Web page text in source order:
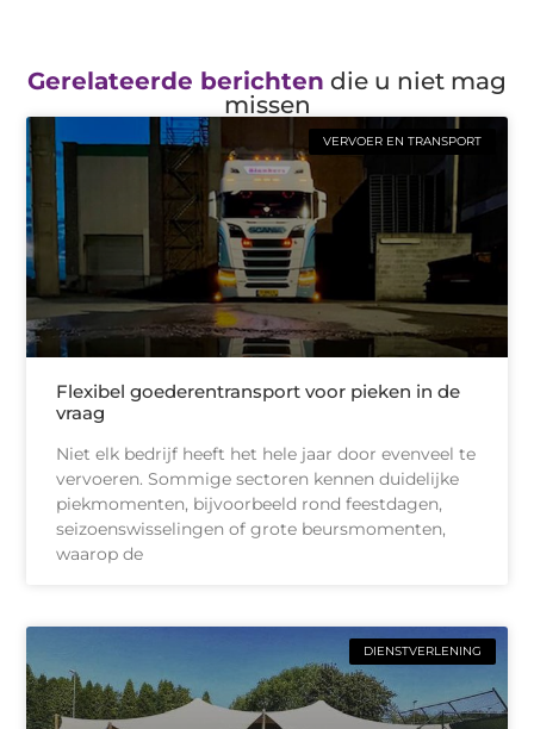
Gerelateerde berichten die u niet mag
missen
VERVOER EN TRANSPORT
Flexibel goederentransport voor pieken in de
vraag
Niet elk bedrijf heeft het hele jaar door evenveel te
vervoeren. Sommige sectoren kennen duidelijke
piekmomenten, bijvoorbeeld rond feestdagen,
seizoenswisselingen of grote beursmomenten,
waarop de
DIENSTVERLENING